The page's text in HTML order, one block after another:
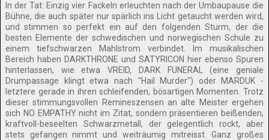
In der Tat: Einzig vier Fackeln erleuchten nach der Umbaupause die
Bühne, die auch später nur spärlich ins Licht getaucht werden wird,
und stimmen so perfekt ein auf den folgenden Sturm, der die
besten Elemente der schwedischen und norwegischen Schule zu
einem tiefschwarzen Mahlstrom verbindet. Im musikalischen
Bereich haben DARKTHRONE und SATYRICON hier ebenso Spuren
hinterlassen, wie etwa VREID, DARK FUNERAL (eine geniale
Drumpassage klingt etwa nach "Hail Murder") oder MARDUK -
letztere gerade in ihren schleifenden, bösartigen Momenten. Trotz
dieser stimmungsvollen Remineszensen an alte Meister ergehen
sich NO EMPATHY nicht im Zitat, sondern präsentieren beißenden,
kraftvoll-beseelten Schwarzmetall, der gelegentlich rockt, aber
stets gefangen nimmt und weiträumig mitreisst. Ganz großes